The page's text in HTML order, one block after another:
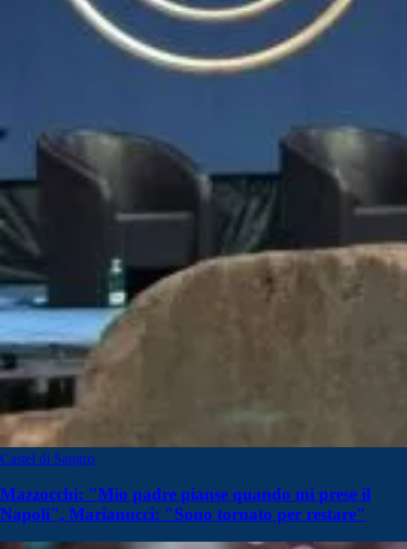
Castel di Sangro
Mazzocchi: "Mio padre pianse quando mi prese il
Napoli", Marianucci: "Sono tornato per restare"